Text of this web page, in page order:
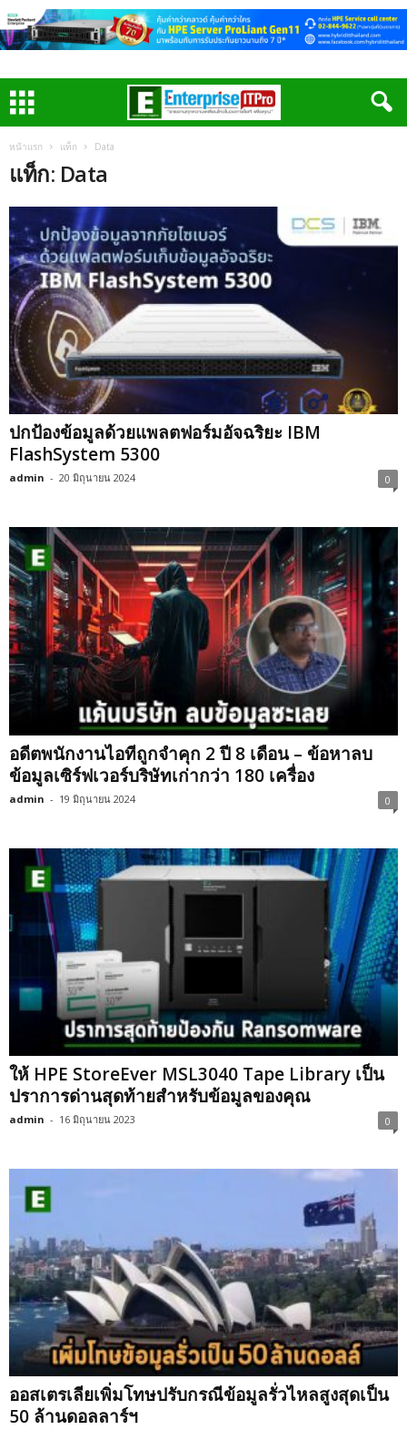
หน้าแรก แท็ก Data
แท็ก: Data
ปกป้องข้อมูลด้วยแพลตฟอร์มอัจฉริยะ IBM
FlashSystem 5300
admin - 20 มิถุนายน 2024 0
อดีตพนักงานไอทีถูกจำคุก 2 ปี 8 เดือน – ข้อหาลบ
ข้อมูลเซิร์ฟเวอร์บริษัทเก่ากว่า 180 เครื่อง
admin - 19 มิถุนายน 2024 0
ให้ HPE StoreEver MSL3040 Tape Library เป็น
ปราการด่านสุดท้ายสำหรับข้อมูลของคุณ
admin - 16 มิถุนายน 2023 0
ออสเตรเลียเพิ่มโทษปรับกรณีข้อมูลรั่วไหลสูงสุดเป็น
50 ล้านดอลลาร์ฯ